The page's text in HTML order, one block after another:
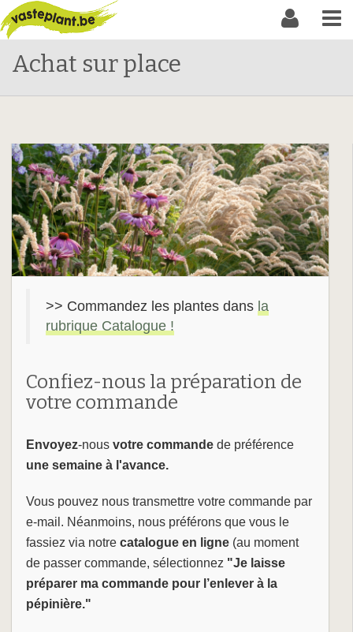
Achat sur place
>> Commandez les plantes dans la
rubrique Catalogue !
Confiez-nous la préparation de
votre commande
Envoyez-nous votre commande de préférence
une semaine à l'avance.
Vous pouvez nous transmettre votre commande par
e-mail. Néanmoins, nous préférons que vous le
fassiez via notre catalogue en ligne (au moment
de passer commande, sélectionnez "Je laisse
préparer ma commande pour l’enlever à la
pépinière."